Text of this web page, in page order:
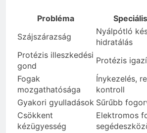
Probléma
Szájszárazság
Nyálpótló
hidratálás
Protézis illeszkedési
gond
Protézis
Fogak
mozgathatósága
Ínykezelés,
kontroll
Gyakori gyulladások Sűrűbb
Csökkent
kézügyesség
Elektromos